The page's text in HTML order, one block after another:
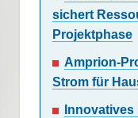
sichert
Projektphase
Amprion-
Strom für